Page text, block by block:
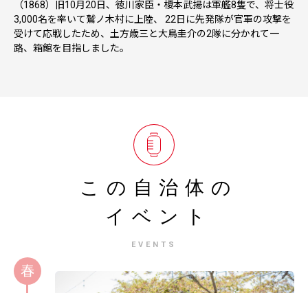
（1868）旧10月20日、徳川家臣・榎本武揚は軍艦8隻で、将士役
3,000名を率いて鷲ノ木村に上陸、 22日に先発隊が官軍の攻撃を
受けて応戦したため、土方歳三と大鳥圭介の2隊に分かれて一
路、箱館を目指しました。
この自治体の
イベント
EVENTS
春